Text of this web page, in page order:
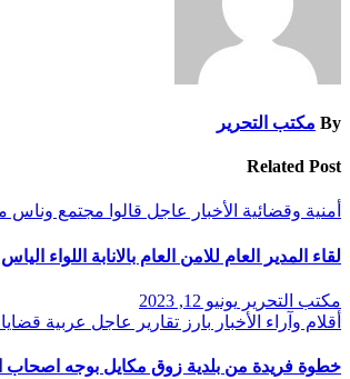
By مكتب التحرير
Related Post
أمنية وقضائية الأخبار عاجل قالوا مجتمع وناس
لقاء المدير العام للامن العام بالانابة
مكتب التحرير يونيو 12, 2023
أقلام وآراء الأخبار بارز تقارير عاجل عربية قضايا
خطوة فريدة من بلدية زوق مكايل بوجه اصحاب